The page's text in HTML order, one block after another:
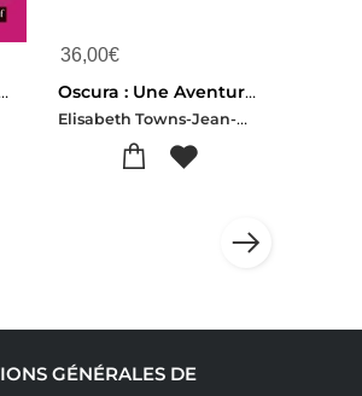
Je Hais Les Photographes ! Une Anthologie
36,00€
Oscura : Une Aventure Photographique Au Stenope
Elisabeth Towns-Jean-michel Galley-Jean-claude Lemagny-Sylvain Besson
GÉNÉRALES DE